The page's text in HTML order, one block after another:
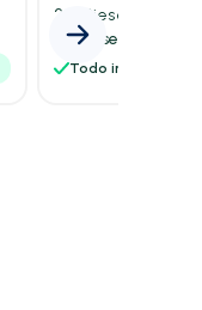
2.2 Diesel 154kW
60 meses
Todo incluido, sin